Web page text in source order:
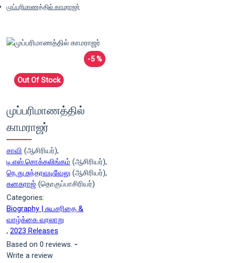
முப்பரிமாணத்தில் காமராஜர்
-5 %
Out Of Stock
முப்பரிமாணத்தில்
காமராஜர்
சாவி (ஆசிரியர்),
டி.எஸ்.சொக்கலிங்கம் (ஆசிரியர்),
நெ.து.சுந்தரவடிவேலு (ஆசிரியர்),
கனகராஜ் (தொகுப்பாசிரியர்)
Categories:
Biography | சுயசரிதை &
வாழ்க்கை வரலாறு
, 2023 Releases
Based on 0 reviews. -
Write a review